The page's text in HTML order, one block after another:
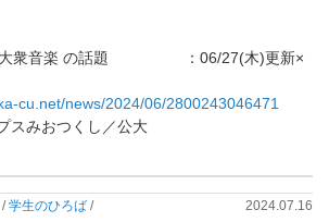
大衆音楽 の話題 ：06/27(木)更新×
cu.net/news/2024/06/2800243046471
スみおつくし／公大
/学生のひろば / 2024.07.16